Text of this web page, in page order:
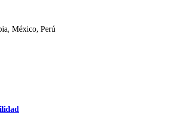
México, Perú